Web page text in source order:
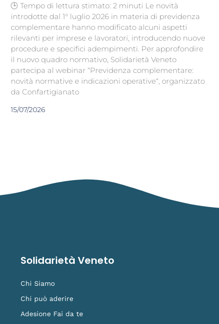
🕒 Tempo di lettura stimato: 2 minuti Le novità
introdotte dal 1° luglio 2026 in materia di previdenza
complementare hanno modificato alcuni aspetti
rilevanti per imprese e lavoratori, introducendo nuove
procedure e specifici adempimenti. Per approfondire
il nuovo quadro normativo, Solidarietà Veneto
partecipa al webinar “Previdenza complementare:
novità normative e indicazioni operative“, organizzato
da Confartigianato
15/07/2026
Solidarietà Veneto
Chi Siamo
Chi può aderire
Adesione Fai da te